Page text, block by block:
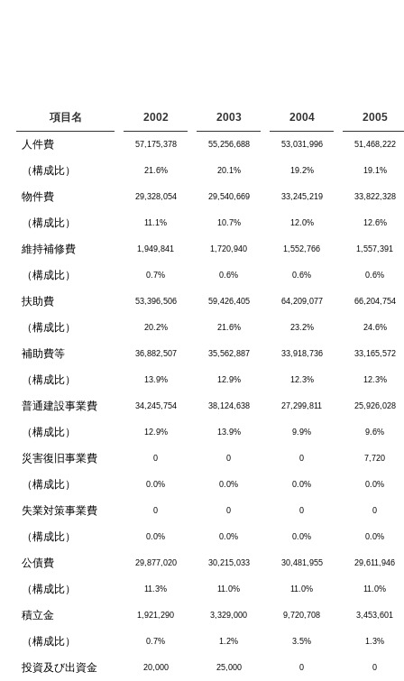
項目名 2002 2003 2004 2005
人件費 57,175,378 55,256,688 53,031,996 51,468,222
（構成比） 21.6% 20.1% 19.2% 19.1%
物件費 29,328,054 29,540,669 33,245,219 33,822,328
（構成比） 11.1% 10.7% 12.0% 12.6%
維持補修費 1,949,841 1,720,940 1,552,766 1,557,391
（構成比） 0.7% 0.6% 0.6% 0.6%
扶助費 53,396,506 59,426,405 64,209,077 66,204,754
（構成比） 20.2% 21.6% 23.2% 24.6%
補助費等 36,882,507 35,562,887 33,918,736 33,165,572
（構成比） 13.9% 12.9% 12.3% 12.3%
普通建設事業費 34,245,754 38,124,638 27,299,811 25,926,028
（構成比） 12.9% 13.9% 9.9% 9.6%
災害復旧事業費 0 0 0 7,720
（構成比） 0.0% 0.0% 0.0% 0.0%
失業対策事業費 0 0 0 0
（構成比） 0.0% 0.0% 0.0% 0.0%
公債費 29,877,020 30,215,033 30,481,955 29,611,946
（構成比） 11.3% 11.0% 11.0% 11.0%
積立金 1,921,290 3,329,000 9,720,708 3,453,601
（構成比） 0.7% 1.2% 3.5% 1.3%
投資及び出資金 20,000 25,000 0 0